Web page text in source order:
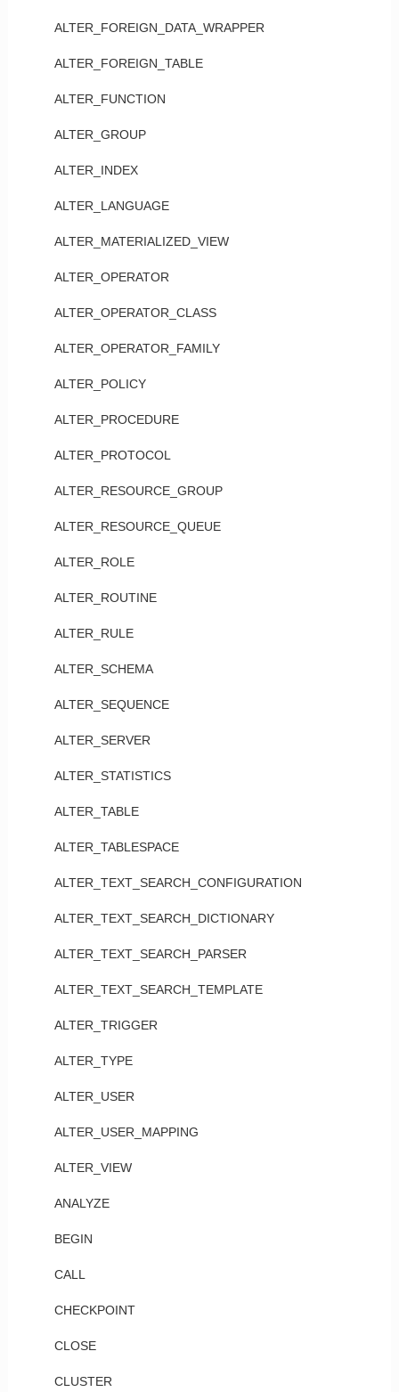
ALTER_FOREIGN_DATA_WRAPPER
ALTER_FOREIGN_TABLE
ALTER_FUNCTION
ALTER_GROUP
ALTER_INDEX
ALTER_LANGUAGE
ALTER_MATERIALIZED_VIEW
ALTER_OPERATOR
ALTER_OPERATOR_CLASS
ALTER_OPERATOR_FAMILY
ALTER_POLICY
ALTER_PROCEDURE
ALTER_PROTOCOL
ALTER_RESOURCE_GROUP
ALTER_RESOURCE_QUEUE
ALTER_ROLE
ALTER_ROUTINE
ALTER_RULE
ALTER_SCHEMA
ALTER_SEQUENCE
ALTER_SERVER
ALTER_STATISTICS
ALTER_TABLE
ALTER_TABLESPACE
ALTER_TEXT_SEARCH_CONFIGURATION
ALTER_TEXT_SEARCH_DICTIONARY
ALTER_TEXT_SEARCH_PARSER
ALTER_TEXT_SEARCH_TEMPLATE
ALTER_TRIGGER
ALTER_TYPE
ALTER_USER
ALTER_USER_MAPPING
ALTER_VIEW
ANALYZE
BEGIN
CALL
CHECKPOINT
CLOSE
CLUSTER